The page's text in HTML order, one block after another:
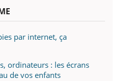
par internet, ça
ordinateurs : les écrans
de vos enfants